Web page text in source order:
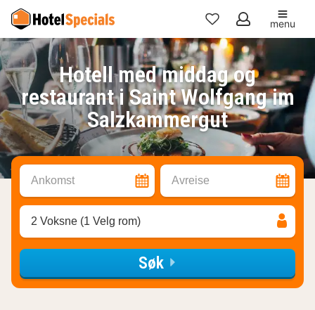
Mine
favoritter
menu
Hotell med middag og
restaurant i Saint Wolfgang im
Salzkammergut
Ankomst Avreise
2 Voksne (1 Velg rom)
Søk